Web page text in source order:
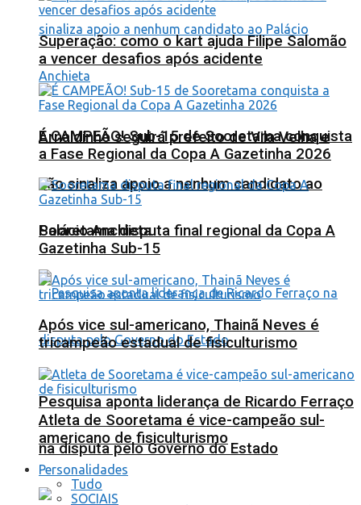
Arnaldinho seguirá prefeito de Vila Velha e
não sinaliza apoio a nenhum candidato ao
Palácio Anchieta
Pesquisa aponta liderança de Ricardo Ferraço
na disputa pelo Governo do Estado
Superação: como o kart ajuda Filipe Salomão
a vencer desafios após acidente
É CAMPEÃO! Sub-15 de Sooretama conquista
a Fase Regional da Copa A Gazetinha 2026
Sooretama disputa final regional da Copa A
Gazetinha Sub-15
Após vice sul-americano, Thainã Neves é
tricampeão estadual de fisiculturismo
Atleta de Sooretama é vice-campeão sul-
americano de fisiculturismo
Personalidades
Tudo
SOCIAIS